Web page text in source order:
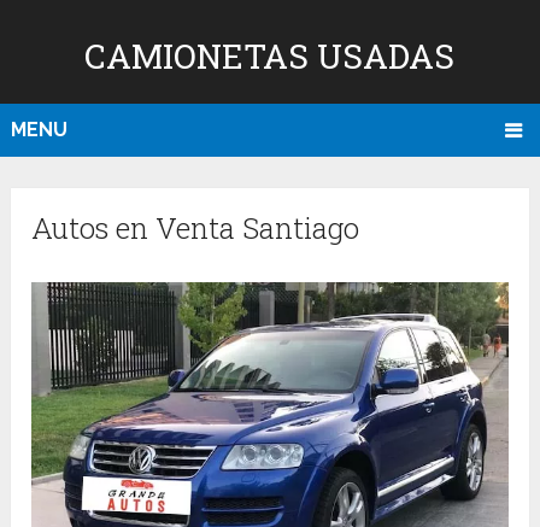
CAMIONETAS USADAS
MENU
Autos en Venta Santiago